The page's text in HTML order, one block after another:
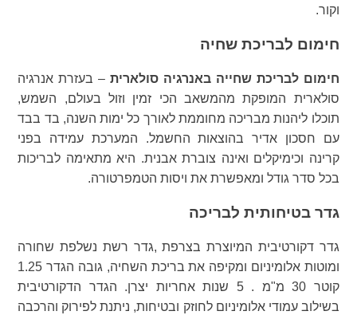
וקור.
חימום לבריכת שחיה
חימום לבריכת שחייה באנרגיה סולארית– בעזרת אנרגיה
סולארית המופקת מהמשאב הכי זמין וזול בעולם, השמש,
תוכלו ליהנות מבריכה מחוממת לאורך כל ימות השנה, בד בבד
עם חסכון אדיר בהוצאות החשמל. המערכת עמידה בפני
קרינה וכימיקלים ואינה צוברת אבנית. היא מתאימה לבריכות
בכל סדר גודל ומאפשרת את ויסות הטמפרטורה.
גדר בטיחותית לבריכה
גדר דקורטיבית המיוצרת בצרפת ,גדר רשת נשלפת שחורה
ומוטות אלומיניום ומקיפה את בריכת השחיה, גובה הגדר 1.25
קוטר 30 מ"מ . 5 שנות אחריות יצרן. הגדר הדקורטיבית
בשילוב עמודי אלומיניום לחוזק ובטיחות, ניתנת לפירוק והרכבה